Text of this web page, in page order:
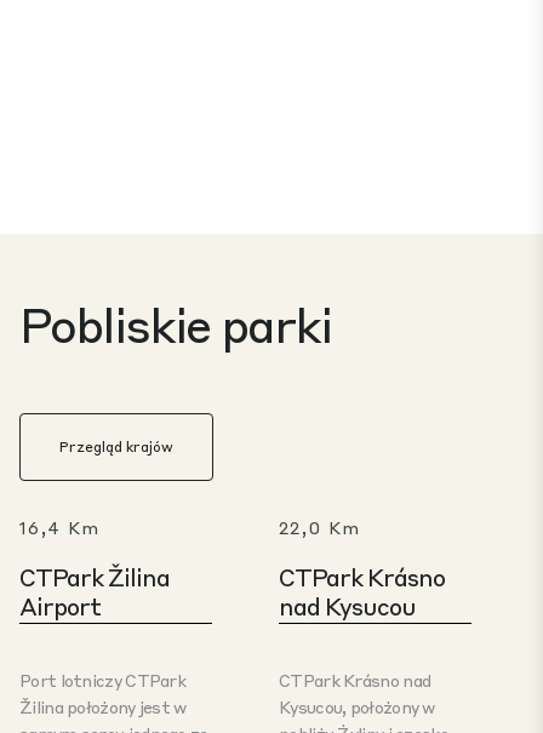
Pobliskie parki
Przegląd krajów
16,4 Km
CTPark Žilina
Airport
Port lotniczy CTPark
Žilina położony jest w
22,0 Km
CTPark Krásno
nad Kysucou
CTPark Krásno nad
Kysucou, położony w